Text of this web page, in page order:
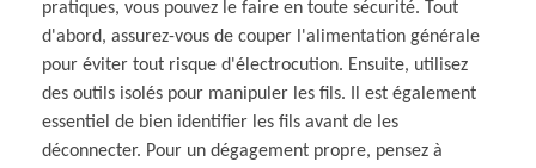
pratiques, vous pouvez le faire en toute sécurité. Tout
d'abord, assurez-vous de couper l'alimentation générale
pour éviter tout risque d'électrocution. Ensuite, utilisez
des outils isolés pour manipuler les fils. Il est également
essentiel de bien identifier les fils avant de les
déconnecter. Pour un dégagement propre, pensez à